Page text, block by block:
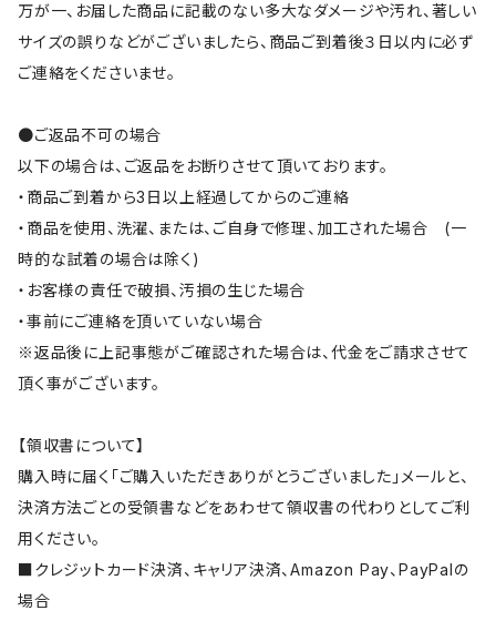
万が一、お届した商品に記載のない多大なダメージや汚れ、著しい
サイズの誤りなどがございましたら、商品ご到着後３日以内に必ず
ご連絡をくださいませ。
●ご返品不可の場合
以下の場合は、ご返品をお断りさせて頂いております。
・商品ご到着から3日以上経過してからのご連絡
・商品を使用、洗濯、または、ご自身で修理、加工された場合 (一
時的な試着の場合は除く)
・お客様の責任で破損、汚損の生じた場合
・事前にご連絡を頂いていない場合
※返品後に上記事態がご確認された場合は、代金をご請求させて
頂く事がございます。
【領収書について】
購入時に届く「ご購入いただきありがとうございました」メールと、
決済方法ごとの受領書などをあわせて領収書の代わりとしてご利
用ください。
■クレジットカード決済、キャリア決済、Amazon Pay、PayPalの
場合